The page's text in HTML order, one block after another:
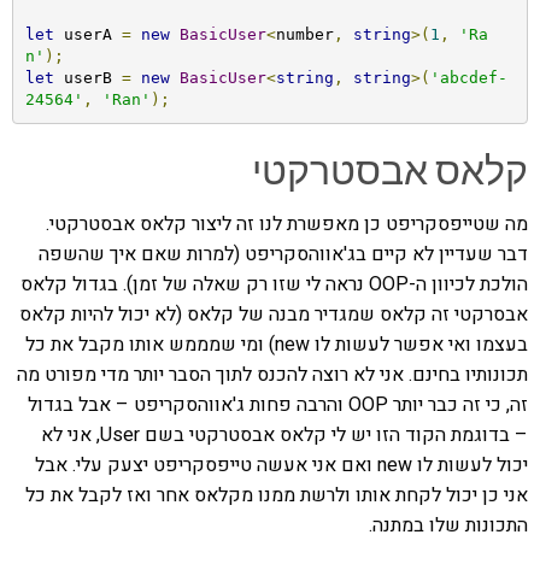
let userA = new BasicUser<number, string>( 1 ,
'Ra
n' );
let userB = new BasicUser<string , string>( 'abcdef-
24564' , 'Ran' );
קלאס אבסטרקטי
מה שטייפסקריפט כן מאפשרת לנו זה ליצור קלאס אבסטרקטי.
דבר שעדיין לא קיים בג'אווהסקריפט (למרות שאם איך שהשפה
הולכת לכיוון ה-OOP נראה לי שזו רק שאלה של זמן). בגדול קלאס
אבסרקטי זה קלאס שמגדיר מבנה של קלאס (לא יכול להיות קלאס
בעצמו ואי אפשר לעשות לו new) ומי שמממש אותו מקבל את כל
תכונותיו בחינם. אני לא רוצה להכנס לתוך הסבר יותר מדי מפורט מה
זה, כי זה כבר יותר OOP והרבה פחות ג'אווהסקריפט – אבל בגדול
– בדוגמת הקוד הזו יש לי קלאס אבסטרקטי בשם User, אני לא
יכול לעשות לו new ואם אני אעשה טייפסקריפט יצעק עלי. אבל
אני כן יכול לקחת אותו ולרשת ממנו מקלאס אחר ואז לקבל את כל
התכונות שלו במתנה.